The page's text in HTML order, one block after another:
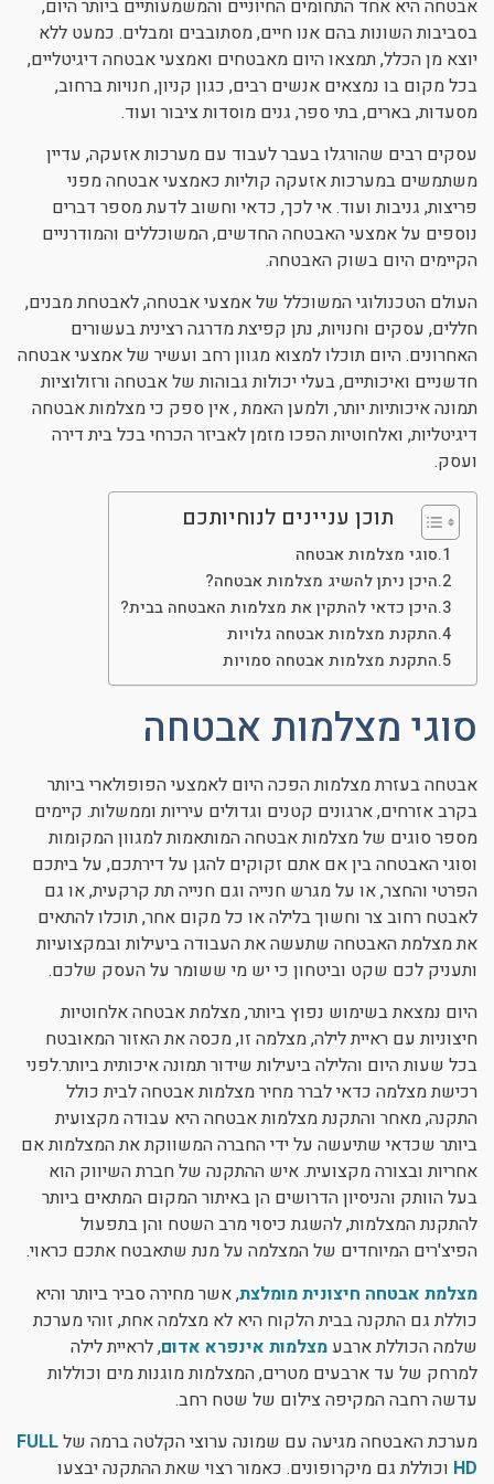
ניגודיות כהה
format_underlined הוסף קו תחתון לקישורים
סמן קישורים
לאפס את כל האפשרויות
cached
אבטחה היא אחד התחומים החיוניים והמשמעותיים ביותר היום,
בסביבות השונות בהם אנו חיים, מסתובבים ומבלים. כמעט ללא
יוצא מן הכלל, תמצאו היום מאבטחים ואמצעי אבטחה דיגיטליים,
בכל מקום בו נמצאים אנשים רבים, כגון קניון, חנויות ברחוב,
מסעדות, בארים, בתי ספר, גנים מוסדות ציבור ועוד.
עסקים רבים שהורגלו בעבר לעבוד עם מערכות אזעקה, עדיין
משתמשים במערכות אזעקה קוליות כאמצעי אבטחה מפני
פריצות, גניבות ועוד. אי לכך, כדאי וחשוב לדעת מספר דברים
נוספים על אמצעי האבטחה החדשים, המשוכללים והמודרניים
הקיימים היום בשוק האבטחה.
העולם הטכנולוגי המשוכלל של אמצעי אבטחה, לאבטחת מבנים,
חללים, עסקים וחנויות, נתן קפיצת מדרגה רצינית בעשורים
האחרונים. היום תוכלו למצוא מגוון רחב ועשיר של אמצעי אבטחה
חדשניים ואיכותיים, בעלי יכולות גבוהות של אבטחה ורזולוציות
תמונה איכותיות יותר, ולמען האמת , אין ספק כי מצלמות אבטחה
דיגיטליות, ואלחוטיות הפכו מזמן לאביזר הכרחי בכל בית דירה
ועסק.
תוכן עניינים לנוחיותכם
סוגי מצלמות אבטחה
היכן ניתן להשיג מצלמות אבטחה?
היכן כדאי להתקין את מצלמות האבטחה בבית?
התקנת מצלמות אבטחה גלויות
התקנת מצלמות אבטחה סמויות
סוגי מצלמות אבטחה
אבטחה בעזרת מצלמות הפכה היום לאמצעי הפופולארי ביותר
בקרב אזרחים, ארגונים קטנים וגדולים עיריות וממשלות. קיימים
מספר סוגים של מצלמות אבטחה המותאמות למגוון המקומות
וסוגי האבטחה בין אם אתם זקוקים להגן על דירתכם, על ביתכם
הפרטי והחצר, או על מגרש חנייה וגם חנייה תת קרקעית, או גם
לאבטח רחוב צר וחשוך בלילה או כל מקום אחר, תוכלו להתאים
את מצלמת האבטחה שתעשה את העבודה ביעילות ובמקצועיות
ותעניק לכם שקט וביטחון כי יש מי ששומר על העסק שלכם.
היום נמצאת בשימוש נפוץ ביותר, מצלמת אבטחה אלחוטיות
חיצוניות עם ראיית לילה, מצלמה זו, מכסה את האזור המאובטח
בכל שעות היום והלילה ביעילות שידור תמונה איכותית ביותר.לפני
רכישת מצלמה כדאי לברר מחיר מצלמות אבטחה לבית כולל
התקנה, מאחר והתקנת מצלמות אבטחה היא עבודה מקצועית
ביותר שכדאי שתיעשה על ידי החברה המשווקת את המצלמות אם
אחריות ובצורה מקצועית. איש ההתקנה של חברת השיווק הוא
בעל הוותק והניסיון הדרושים הן באיתור המקום המתאים ביותר
להתקנת המצלמות, להשגת כיסוי מרב השטח והן בתפעול
הפיצ'רים המיוחדים של המצלמה על מנת שתאבטח אתכם כראוי.
מצלמת אבטחה חיצונית מומלצת, אשר מחירה סביר ביותר והיא
כוללת גם התקנה בבית הלקוח היא לא מצלמה אחת, זוהי מערכת
שלמה הכוללת ארבע מצלמות אינפרא אדום, לראיית לילה
למרחק של עד ארבעים מטרים, המצלמות מוגנות מים וכוללות
עדשה רחבה המקיפה צילום של שטח רחב.
מערכת האבטחה מגיעה עם שמונה ערוצי הקלטה ברמה שלFULL
HD וכוללת גם מיקרופונים. כאמור רצוי שאת ההתקנה יבצעו